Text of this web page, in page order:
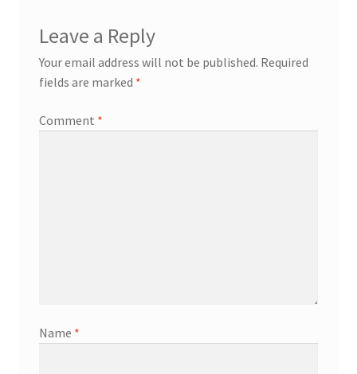
Leave a Reply
Your email address will not be published. Required
fields are marked *
Comment *
Name *